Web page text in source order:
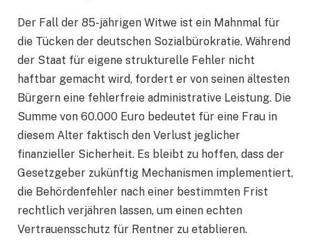
Der Fall der 85-jährigen Witwe ist ein Mahnmal für
die Tücken der deutschen Sozialbürokratie. Während
der Staat für eigene strukturelle Fehler nicht
haftbar gemacht wird, fordert er von seinen ältesten
Bürgern eine fehlerfreie administrative Leistung. Die
Summe von 60.000 Euro bedeutet für eine Frau in
diesem Alter faktisch den Verlust jeglicher
finanzieller Sicherheit. Es bleibt zu hoffen, dass der
Gesetzgeber zukünftig Mechanismen implementiert,
die Behördenfehler nach einer bestimmten Frist
rechtlich verjähren lassen, um einen echten
Vertrauensschutz für Rentner zu etablieren.